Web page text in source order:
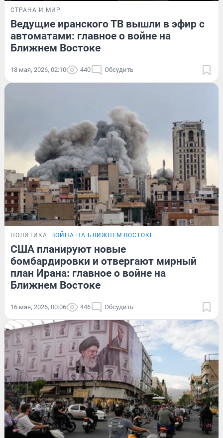
СТРАНА И МИР
Ведущие иранского ТВ вышли в эфир с
автоматами: главное о войне на
Ближнем Востоке
18 мая, 2026, 02:10 440 Обсудить
ПОЛИТИКА ВОЙНА НА БЛИЖНЕМ ВОСТОКЕ
США планируют новые
бомбардировки и отвергают мирный
план Ирана: главное о войне на
Ближнем Востоке
16 мая, 2026, 00:06 446 Обсудить